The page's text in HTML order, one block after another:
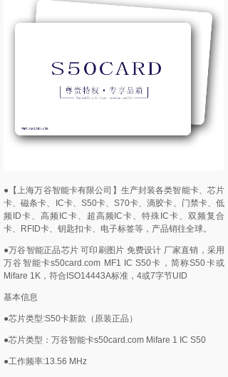
●【上海万谷智能卡有限公司】生产封装各类智能卡、芯片
卡、磁条卡、IC卡、S50卡、S70卡、滴胶卡、门禁卡、低
频ID卡、高频IC卡、超高频IC卡、特殊IC卡、双频复合
卡、RFID卡、钥匙扣卡、电子标签等，产品销往全球。
●万谷智能正品芯片 可印刷图片 免费设计 厂家直销，采用
万谷智能卡s50card.com MF1 IC S50卡，简称S50卡或
Mifare 1K，符合ISO14443A标准，4或7字节UID
基本信息
●芯片类型:S50卡新款（原装正品）
●芯片类型：万谷智能卡s50card.com Mifare 1 IC S50
●工作频率:13.56 MHz